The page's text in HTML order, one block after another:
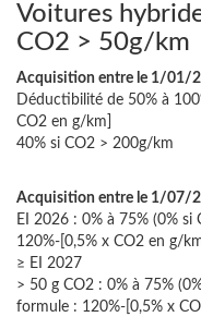
Voitures
CO2 > 50g/km
Acquisition entre le 1/01/
Déductibilité de 50% à
CO2 en g/km]
40% si CO2 > 200g/km
Acquisition entre le 1/07/
EI 2026 : 0% à 75% (0%
120%-[0,5% x CO2 en g/
≥ EI 2027
> 50 g CO2 : 0% à 75%
formule : 120%-[0,5% x